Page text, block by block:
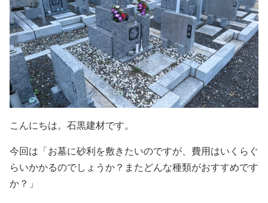
こんにちは。石黒建材です。
今回は「お墓に砂利を敷きたいのですが、費用はいくらぐ
らいかかるのでしょうか？またどんな種類がおすすめです
か？」